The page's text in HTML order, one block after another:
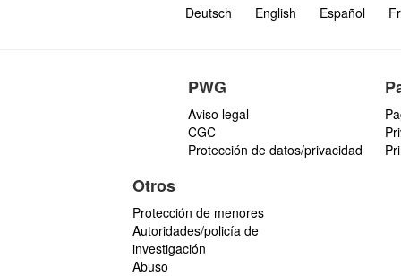
Deutsch English Español
PWG
Aviso legal
CGC
Protección de datos/privacidad
Otros
Protección de menores
Autoridades/policía de
investigación
Abuso